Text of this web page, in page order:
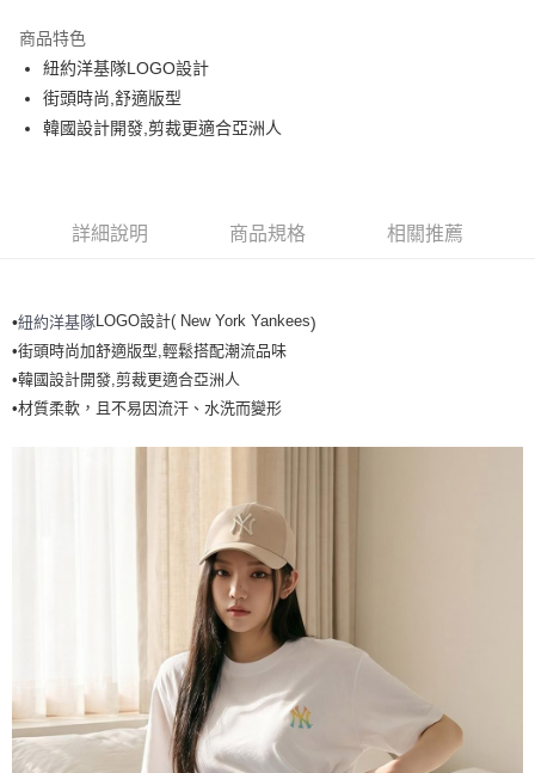
Apple Pay
街口支付
全家取貨付款<未取貨列黑名單/不支援離島取退>
全家取貨<不支援離島取退>
每筆NT$60，滿NT$499(含以上)免運費
7-11取貨付款<未取貨列黑名單/不支援離島取退>
每筆NT$60，滿NT$499(含以上)免運費
每筆NT$80，滿NT$699(含以上)免運費
商品特色
紐約洋基隊LOGO設計
街頭時尚,舒適版型
韓國設計開發,剪裁更適合亞洲人
詳細說明 商品規格 相關推薦
•紐約洋基隊LOGO設計( New York Yankees)
•街頭時尚加舒適版型,輕鬆搭配潮流品味
•韓國設計開發,剪裁更適合亞洲人
•材質柔軟，且不易因流汗、水洗而變形